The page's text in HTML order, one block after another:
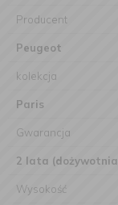
Producent
Peugeot
kolekcja
Paris
Gwarancja
2 lata
Wysokość